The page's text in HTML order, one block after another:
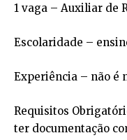
1 vaga – Auxiliar de
Escolaridade –
Experiência – não é
Requisitos
ter documentação